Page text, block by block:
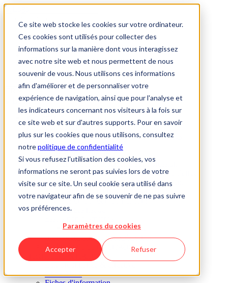
Ce site web stocke les cookies sur votre ordinateur.
Ces cookies sont utilisés pour collecter des
informations sur la manière dont vous interagissez
avec notre site web et nous permettent de nous
souvenir de vous. Nous utilisons ces informations
afin d'améliorer et de personnaliser votre
expérience de navigation, ainsi que pour l'analyse et
les indicateurs concernant nos visiteurs à la fois sur
ce site web et sur d'autres supports. Pour en savoir
plus sur les cookies que nous utilisons, consultez
notrepolitique de confidentialité
Si vous refusez l'utilisation des cookies, vos
informations ne seront pas suivies lors de votre
visite sur ce site. Un seul cookie sera utilisé dans
votre navigateur afin de se souvenir de ne pas suivre
vos préférences.
Paramètres du cookies
Accepter Refuser
Aller
contenu
principalÀ propos de nous
Jobs & Carrière
Connaissances
Contact
Inspection des chaudières aperçu
Réservoirs pour liquides pouvant polluer les eaux
Tâches & services
Inspection des équipements sous pression
Enregistrement pour l’inspection à l’arrêt
Inspections durant le fonctionnement
Remises en état & modifications
Analyse des risque
Nos appareils de contrôle
Inspection des soupapes de sûreté
Technologie de l'hydrogène
Prescriptions & règlements
Code ASIT